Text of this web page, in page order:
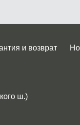
и возврат
ш.)